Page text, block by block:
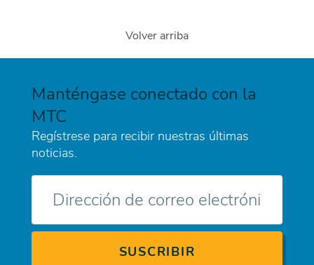
Volver arriba
Manténgase conectado con la
MTC
Regístrese para recibir nuestras últimas
noticias.
electrónico